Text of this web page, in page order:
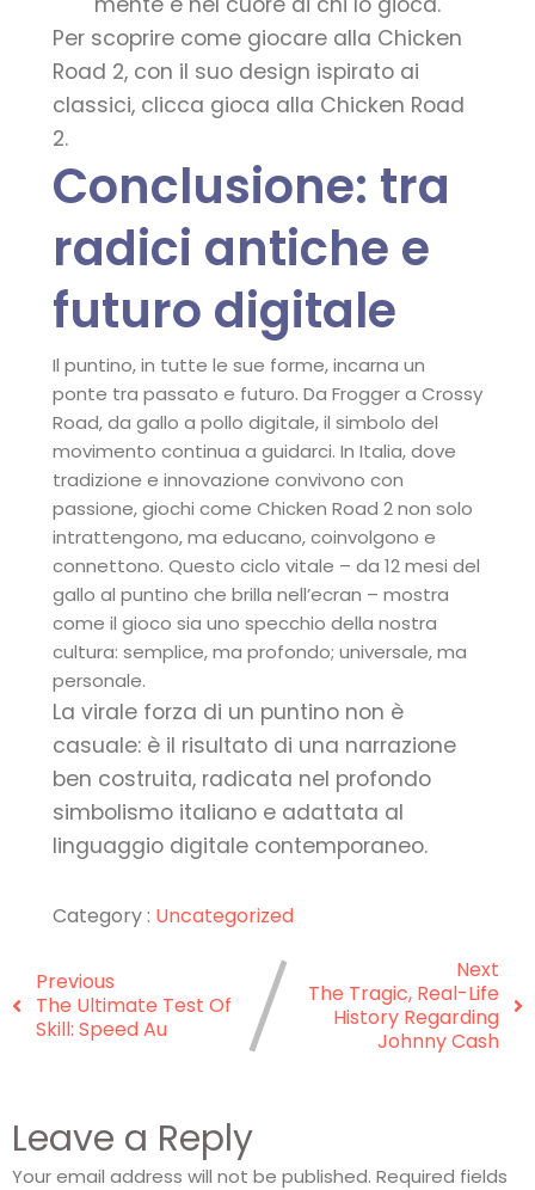
Per scoprire come giocare alla Chicken
Road 2, con il suo design ispirato ai
classici, clicca gioca alla Chicken Road
2.
Conclusione: tra
radici antiche e
futuro digitale
Il puntino, in tutte le sue forme, incarna un
ponte tra passato e futuro. Da Frogger a Crossy
Road, da gallo a pollo digitale, il simbolo del
movimento continua a guidarci. In Italia, dove
tradizione e innovazione convivono con
passione, giochi come Chicken Road 2 non solo
intrattengono, ma educano, coinvolgono e
connettono. Questo ciclo vitale – da 12 mesi del
gallo al puntino che brilla nell’ecran – mostra
come il gioco sia uno specchio della nostra
cultura: semplice, ma profondo; universale, ma
personale.
La virale forza di un puntino non è
casuale: è il risultato di una narrazione
ben costruita, radicata nel profondo
simbolismo italiano e adattata al
linguaggio digitale contemporaneo.
Category : Uncategorized
Previous
The Ultimate Test Of
Skill: Speed Au
Next
The Tragic, Real-Life
History Regarding
Johnny Cash
Leave a Reply
Your email address will not be published. Required fields